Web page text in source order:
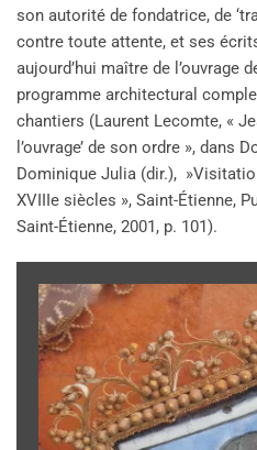
son autorité de fondatrice, de
contre toute attente, et ses
aujourd’hui maître de l’ouvrage
programme architectural
chantiers (Laurent Lecomte, «
l’ouvrage’ de son ordre », dans
Dominique Julia (dir.),
XVIIIe siècles », Saint-Étienne,
Saint-Étienne, 2001, p. 101).